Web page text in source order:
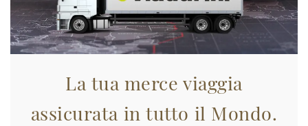
La tua merce viaggia
assicurata in tutto il Mondo.